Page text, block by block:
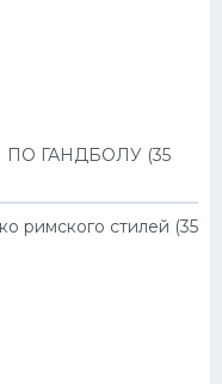
ГАНДБОЛУ (35